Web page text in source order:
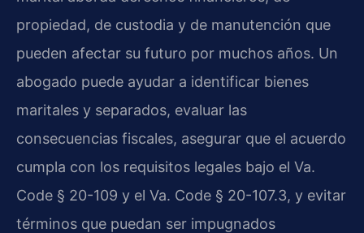
propiedad, de custodia y de manutención que
pueden afectar su futuro por muchos años. Un
abogado puede ayudar a identificar bienes
maritales y separados, evaluar las
consecuencias fiscales, asegurar que el acuerdo
cumpla con los requisitos legales bajo el Va.
Code § 20-109 y el Va. Code § 20-107.3, y evitar
términos que puedan ser impugnados